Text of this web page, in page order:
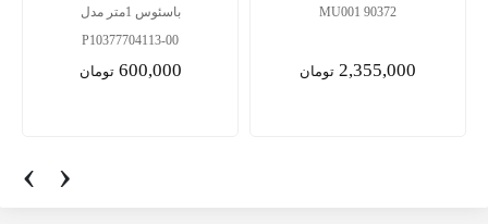
MU001 90372
2,355,000 تومان 1,815,000 تومان
‹ ›